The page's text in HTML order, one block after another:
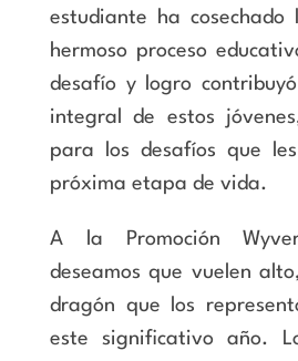
estudiante ha cosechado
hermoso proceso
desafío y logro
integral de estos
para los desafíos que
próxima etapa de vida.
A la Promoción
deseamos que vuelen
dragón que los
este significativo año.